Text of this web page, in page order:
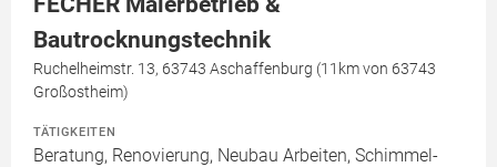
Bautrocknungstechnik
Ruchelheimstr. 13, 63743 Aschaffenburg (11km von 63743
Großostheim)
TÄTIGKEITEN
Beratung, Renovierung, Neubau Arbeiten, Schimmel-